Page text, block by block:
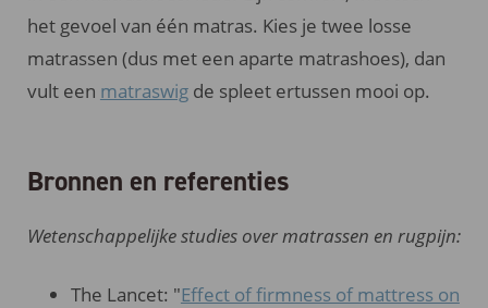
het gevoel van één matras. Kies je twee losse
matrassen (dus met een aparte matrashoes), dan
vult een matraswigde spleet ertussen mooi op.
Bronnen en referenties
Wetenschappelijke studies over matrassen en rugpijn:
The Lancet: "Effect of firmness of mattress on